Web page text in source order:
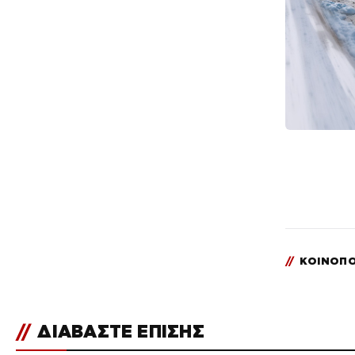
//
// ΔΙΑΒΑΣΤΕ ΕΠΙΣΗΣ